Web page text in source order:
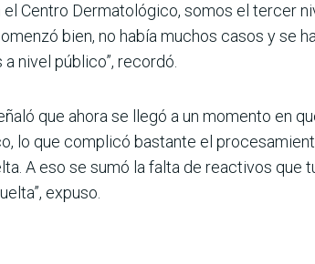
el Centro Dermatológico, somos el tercer
bien, no había muchos casos y se
nivel público”, recordó.
que ahora se llegó a un momento en
lo que complicó bastante el
A eso se sumó la falta de reactivos que
expuso.